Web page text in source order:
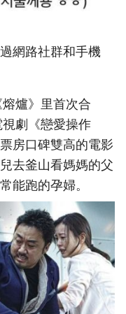
網路社群和手機
爐》里首次合
劇《戀愛操作
房口碑雙高的電影
去釜山看媽媽的父
能跑的孕婦。